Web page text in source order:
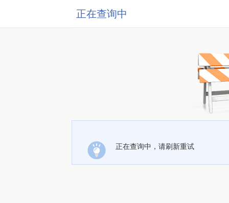
正在查询中
正在查询中，请刷新重试